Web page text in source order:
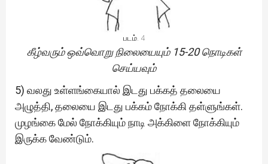
படம். 4
கீழ்வரும் ஒவ்வொறு நிலையையும் 15-20 நொடிகள்
செய்யவும்
5) வலது உள்ளங்கையால் இடது பக்கத் தலையை
அழுத்தி, தலையை இடது பக்கம் நோக்கி தள்ளுங்கள்.
முழங்கை மேல் நோக்கியும் நாடி அக்கிளை நோக்கியும்
இருக்க வேண்டும்.